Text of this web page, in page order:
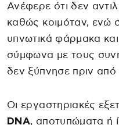
Ανέφερε ότι δεν
καθώς κοιμόταν, ενώ
υπνωτικά φάρμακα
σύμφωνα με τους
δεν ξύπνησε πριν από
Οι εργαστηριακές
DNA, αποτυπώματα ή